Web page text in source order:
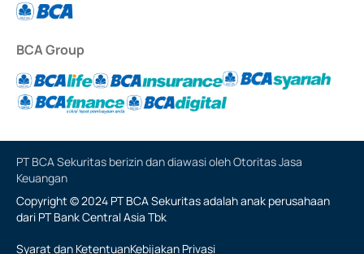
BCA Group
PT BCA Sekuritas berizin dan diawasi oleh Otoritas Jasa
Keuangan
Copyright © 2024 PT BCA Sekuritas adalah anak perusahaan
dari PT Bank Central Asia Tbk
Syarat dan KetentuanKebijakan Privasi